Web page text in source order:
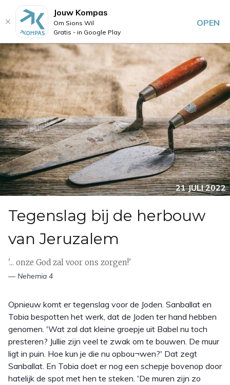
21 JULI 2022
Tegenslag bij de herbouw
van Jeruzalem
'... onze God zal voor ons zorgen!'
— Nehemia 4
Opnieuw komt er tegenslag voor de Joden. Sanballat en
Tobia bespotten het werk, dat de Joden ter hand hebben
genomen. 'Wat zal dat kleine groepje uit Babel nu toch
presteren? Jullie zijn veel te zwak om te bouwen. De muur
ligt in puin. Hoe kun je die nu opbou¬wen?' Dat zegt
Sanballat. En Tobia doet er nog een schepje bovenop door
hatelijk de spot met hen te steken. 'De muren zijn zo
Jouw Kompas
Om Sions Wil
Gratis - in Google Play
OPEN